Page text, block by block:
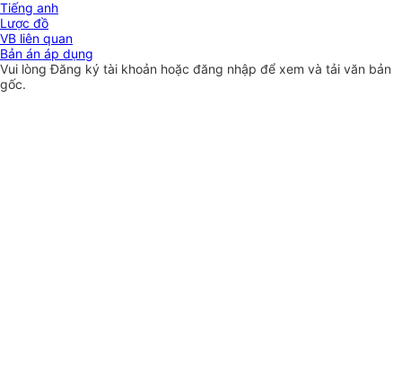
Tiếng anh
Lược đồ
VB liên quan
Bản án áp dụng
Vui lòngĐăng ký tài khoản hoặc đăng nhập để xem và tải văn bản
gốc.